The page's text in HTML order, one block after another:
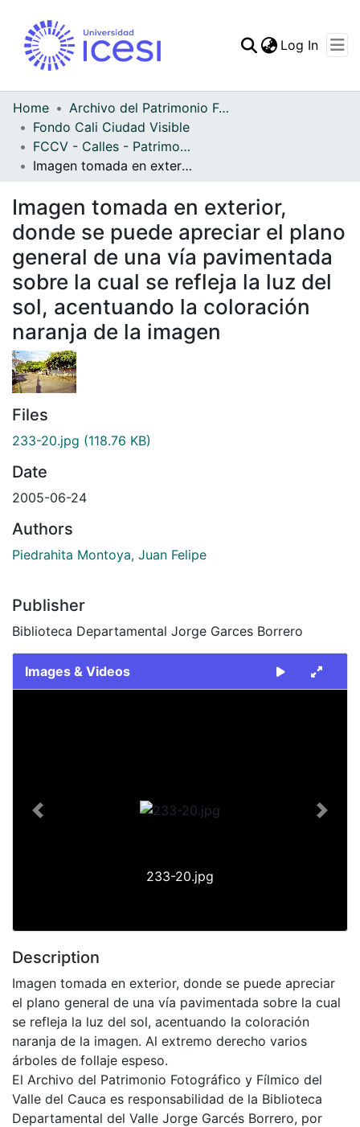
Log In
Home
Archivo del Patrimonio Fotográfico y Fílmico del Valle del Cauca
Fondo Cali Ciudad Visible
FCCV - Calles - Patrimonial
Imagen tomada en exterior, donde se puede apreciar el plano general de una vía pavimentada sobre la cual se refleja la luz del sol, acentuando la coloración naranja de la imagen
Imagen tomada en exterior,
donde se puede apreciar el plano
general de una vía pavimentada
sobre la cual se refleja la luz del
sol, acentuando la coloración
naranja de la imagen
Files
233-20.jpg (118.76 KB)
Date
2005-06-24
Authors
Piedrahita Montoya, Juan Felipe
Publisher
Biblioteca Departamental Jorge Garces Borrero
Images & Videos
233-20.jpg
Previous Next
Description
Imagen tomada en exterior, donde se puede apreciar
el plano general de una vía pavimentada sobre la cual
se refleja la luz del sol, acentuando la coloración
naranja de la imagen. Al extremo derecho varios
árboles de follaje espeso.
El Archivo del Patrimonio Fotográfico y Fílmico del
Valle del Cauca es responsabilidad de la Biblioteca
Departamental del Valle Jorge Garcés Borrero, por